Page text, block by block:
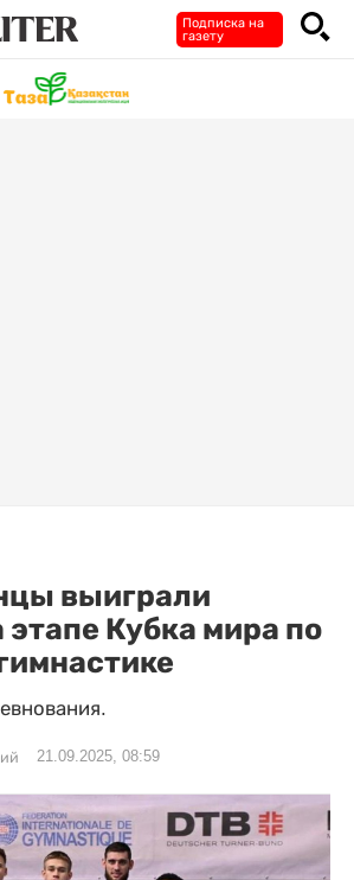
Подписка на
газету
выиграли
Кубка мира по
21.09.2025, 08:59